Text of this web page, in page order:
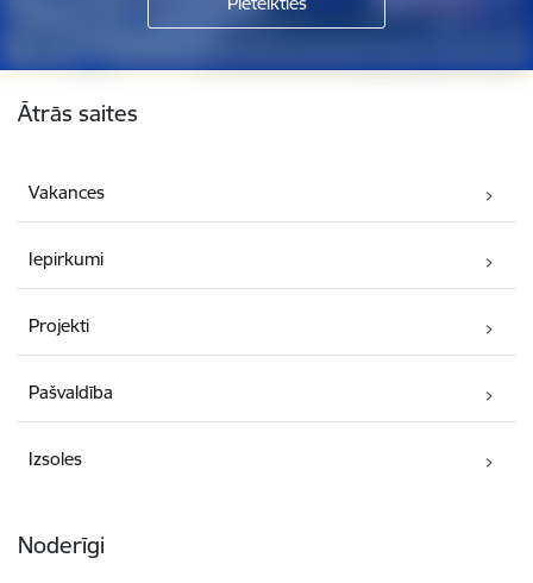
Ātrās saites
Vakances
Iepirkumi
Projekti
Pašvaldība
Izsoles
Noderīgi